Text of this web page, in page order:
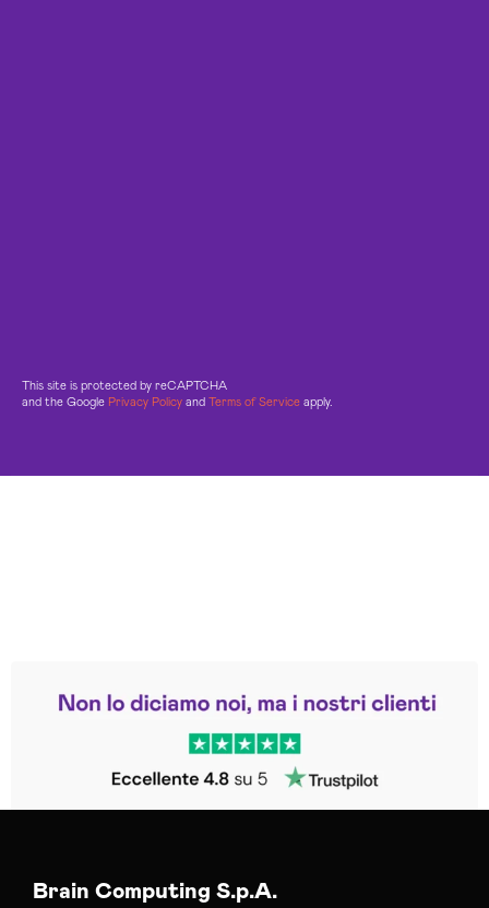
This site is protected by reCAPTCHA
and the Google Privacy Policy and Terms of Service apply.
Trustpilot
Brain Computing S.p.A.